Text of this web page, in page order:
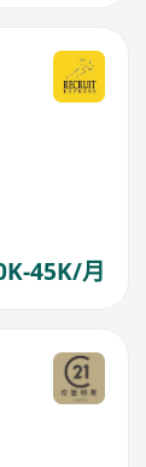
45K/月